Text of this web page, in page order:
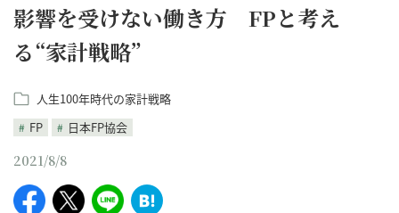
影響を受けない働き方 FPと考え
る“家計戦略”
人生100年時代の家計戦略
FP
日本FP協会
2021/8/8